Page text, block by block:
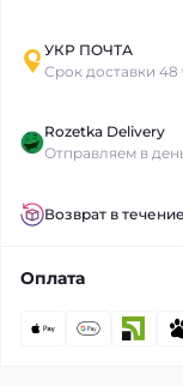
УКР ПОЧТА
Срок доставки 48
Rozetka Delivery
Отправляем в
Возврат в
Оплата